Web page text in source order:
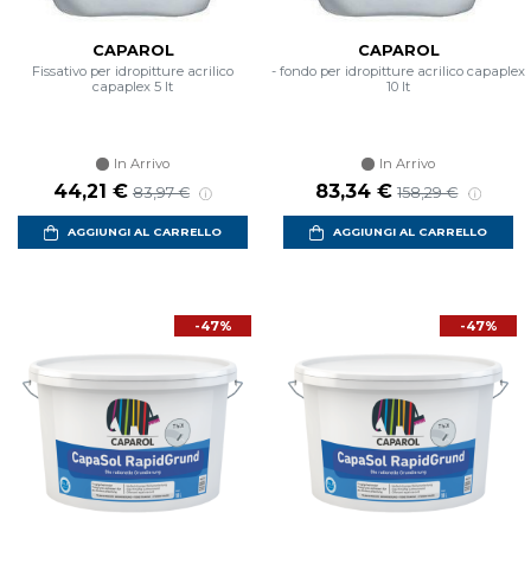
CAPAROL
Fissativo per idropitture acrilico
capaplex 5 lt
In Arrivo
Prezzo scontato
44,21 € Prezzo di listino
83,97 €
AGGIUNGI AL CARRELLO
CAPAROL
- fondo per idropitture acrilico capaplex
10 lt
In Arrivo
Prezzo scontato
83,34 € Prezzo di listino
158,29 €
AGGIUNGI AL CARRELLO
-47% -47%